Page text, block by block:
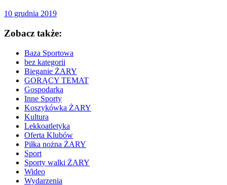
10 grudnia 2019
Zobacz także:
Baza Sportowa
bez kategorii
Bieganie ŻARY
GORĄCY TEMAT
Gospodarka
Inne Sporty
Koszykówka ŻARY
Kultura
Lekkoatletyka
Oferta Klubów
Piłka nożna ŻARY
Sport
Sporty walki ŻARY
Wideo
Wydarzenia